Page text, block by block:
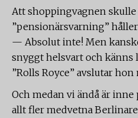
Att shoppingvagnen skulle
”pensionärsvarning”
— Absolut inte! Men
snyggt helsvart och känns
”Rolls Royce” avslutar
Och medan vi ändå är
allt fler medvetna